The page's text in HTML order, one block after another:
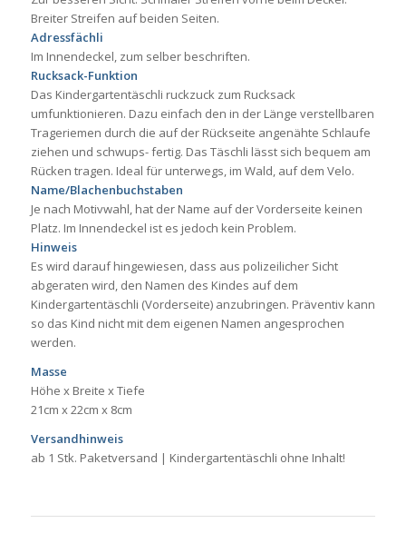
Breiter Streifen auf beiden Seiten.
Adressfächli
Im Innendeckel, zum selber beschriften.
Rucksack-Funktion
Das Kindergartentäschli ruckzuck zum Rucksack
umfunktionieren. Dazu einfach den in der Länge verstellbaren
Trageriemen durch die auf der Rückseite angenähte Schlaufe
ziehen und schwups- fertig. Das Täschli lässt sich bequem am
Rücken tragen. Ideal für unterwegs, im Wald, auf dem Velo.
Name/Blachenbuchstaben
Je nach Motivwahl, hat der Name auf der Vorderseite keinen
Platz. Im Innendeckel ist es jedoch kein Problem.
Hinweis
Es wird darauf hingewiesen, dass aus polizeilicher Sicht
abgeraten wird, den Namen des Kindes auf dem
Kindergartentäschli (Vorderseite) anzubringen. Präventiv kann
so das Kind nicht mit dem eigenen Namen angesprochen
werden.
Masse
Höhe x Breite x Tiefe
21cm x 22cm x 8cm
Versandhinweis
ab 1 Stk. Paketversand | Kindergartentäschli ohne Inhalt!